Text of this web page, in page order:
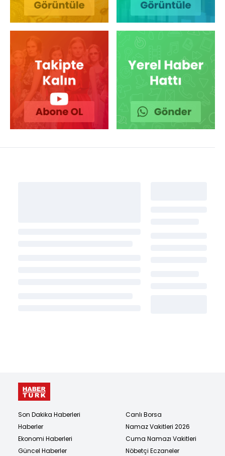
Son Dakika Haberleri
Haberler
Ekonomi Haberleri
Güncel Haberler
Canlı Borsa
Namaz Vakitleri 2026
Cuma Namazı Vakitleri
Nöbetçi Eczaneler